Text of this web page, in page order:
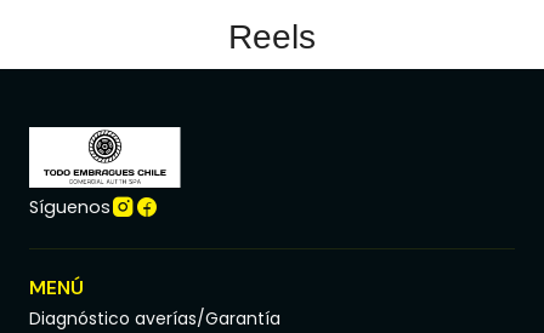
Reels
Síguenos
MENÚ
Diagnóstico averías/Garantía